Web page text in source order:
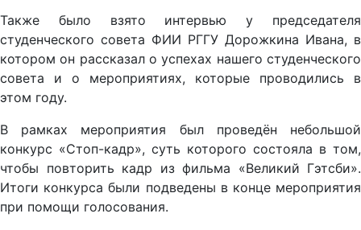
Также было взято интервью у председателя
студенческого совета ФИИ РГГУ Дорожкина Ивана, в
котором он рассказал о успехах нашего студенческого
совета и о мероприятиях, которые проводились в
этом году.
В рамках мероприятия был проведён небольшой
конкурс «Стоп-кадр», суть которого состояла в том,
чтобы повторить кадр из фильма «Великий Гэтсби».
Итоги конкурса были подведены в конце мероприятия
при помощи голосования.